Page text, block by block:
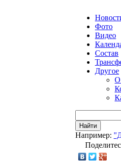
Фото
Видео
Состав
Другое
О
Найти
Например: